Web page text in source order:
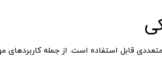
متعددی قابل استفاده است. از جملهکاربردهای